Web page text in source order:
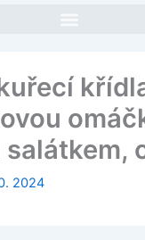
salátkem,
2024